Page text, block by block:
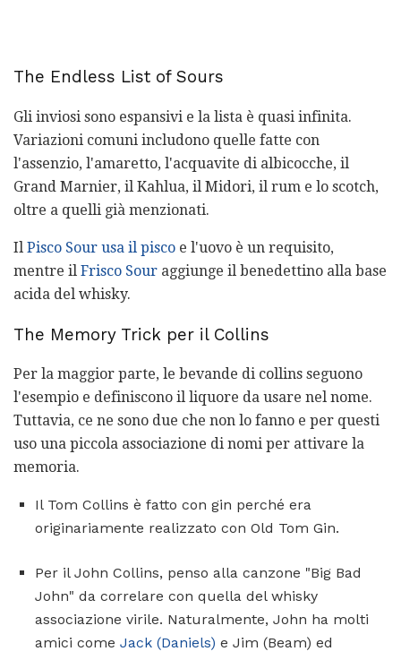
The Endless List of Sours
Gli inviosi sono espansivi e la lista è quasi infinita.
Variazioni comuni includono quelle fatte con
l'assenzio, l'amaretto, l'acquavite di albicocche, il
Grand Marnier, il Kahlua, il Midori, il rum e lo scotch,
oltre a quelli già menzionati.
Il Pisco Sour usa il pisco e l'uovo è un requisito,
mentre il Frisco Sour aggiunge il benedettino alla base
acida del whisky.
The Memory Trick per il Collins
Per la maggior parte, le bevande di collins seguono
l'esempio e definiscono il liquore da usare nel nome.
Tuttavia, ce ne sono due che non lo fanno e per questi
uso una piccola associazione di nomi per attivare la
memoria.
Il Tom Collins è fatto con gin perché era
originariamente realizzato con Old Tom Gin.
Per il John Collins, penso alla canzone "Big Bad
John" da correlare con quella del whisky
associazione virile. Naturalmente, John ha molti
amici come Jack (Daniels) e Jim (Beam) ed